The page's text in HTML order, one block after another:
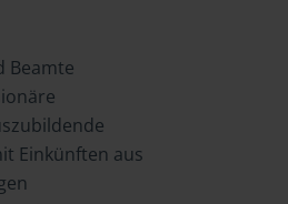
Beamte
Einkünften aus